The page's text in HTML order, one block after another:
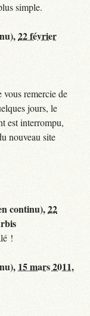
simple.
22 février
vous remercie de
jours, le
est interrompu,
nouveau site
continu),22
!
15 mars 2011,